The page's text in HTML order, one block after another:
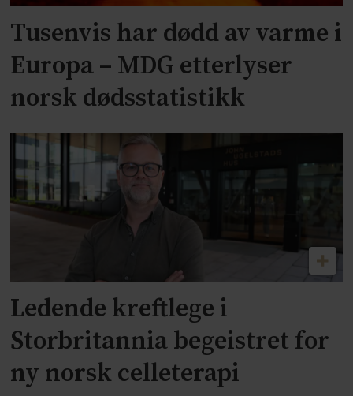
Tusenvis har dødd av varme i
Europa – MDG etterlyser
norsk dødsstatistikk
Ledende kreftlege i
Storbritannia begeistret for
ny norsk celleterapi